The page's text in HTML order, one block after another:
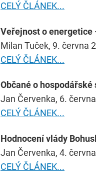
CELÝ ČLÁNEK...
Veřejnost o energetice
Milan Tuček, 9. června
CELÝ ČLÁNEK...
Občané o
Jan Červenka, 6.
CELÝ ČLÁNEK...
Hodnocení vlády
Jan Červenka, 4.
CELÝ ČLÁNEK...